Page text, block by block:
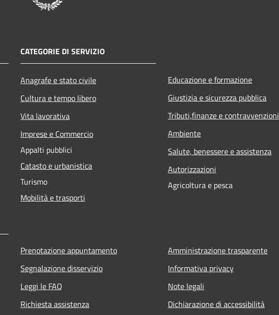
CATEGORIE DI SERVIZIO
Anagrafe e stato civile
Cultura e tempo libero
Vita lavorativa
Imprese e Commercio
Appalti pubblici
Catasto e urbanistica
Turismo
Mobilità e trasporti
Educazione e formazione
Giustizia e sicurezza pubblica
Tributi,finanze e contravvenzioni
Ambiente
Salute, benessere e assistenza
Autorizzazioni
Agricoltura e pesca
Prenotazione appuntamento
Segnalazione disservizio
Leggi le FAQ
Richiesta assistenza
Amministrazione trasparente
Informativa privacy
Note legali
Dichiarazione di accessibilità